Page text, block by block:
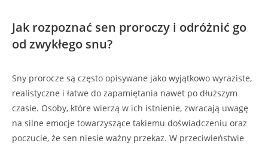
Jak rozpoznać sen proroczy i odróżnić go
od zwykłego snu?
Sny prorocze są często opisywane jako wyjątkowo wyraziste,
realistyczne i łatwe do zapamiętania nawet po dłuższym
czasie. Osoby, które wierzą w ich istnienie, zwracają uwagę
na silne emocje towarzyszące takiemu doświadczeniu oraz
poczucie, że sen niesie ważny przekaz. W przeciwieństwie